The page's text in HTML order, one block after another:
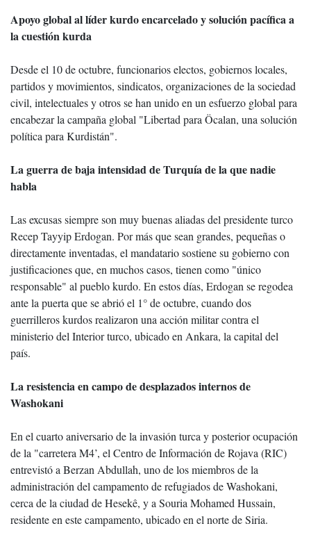
Apoyo global al líder kurdo encarcelado y solución pacífica a
la cuestión kurda
Desde el 10 de octubre, funcionarios electos, gobiernos locales,
partidos y movimientos, sindicatos, organizaciones de la sociedad
civil, intelectuales y otros se han unido en un esfuerzo global para
encabezar la campaña global "Libertad para Öcalan, una solución
política para Kurdistán".
La guerra de baja intensidad de Turquía de la que nadie
habla
Las excusas siempre son muy buenas aliadas del presidente turco
Recep Tayyip Erdogan. Por más que sean grandes, pequeñas o
directamente inventadas, el mandatario sostiene su gobierno con
justificaciones que, en muchos casos, tienen como "único
responsable" al pueblo kurdo. En estos días, Erdogan se regodea
ante la puerta que se abrió el 1° de octubre, cuando dos
guerrilleros kurdos realizaron una acción militar contra el
ministerio del Interior turco, ubicado en Ankara, la capital del
país.
La resistencia en campo de desplazados internos de
Washokani
En el cuarto aniversario de la invasión turca y posterior ocupación
de la "carretera M4’, el Centro de Información de Rojava (RIC)
entrevistó a Berzan Abdullah, uno de los miembros de la
administración del campamento de refugiados de Washokani,
cerca de la ciudad de Hesekê, y a Souria Mohamed Hussain,
residente en este campamento, ubicado en el norte de Siria.